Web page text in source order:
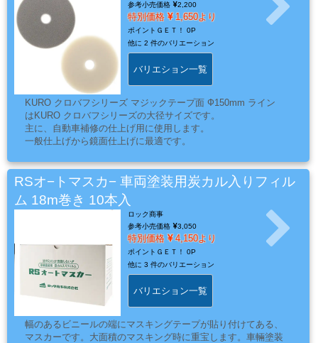
料
Mack
Brush
ス
プ
ー
参考小売価格
2,200
特別価格 1,650より
ポイントＧＥＴ！ 0P
他に 2 件のバリエーション
バリエション一覧
KURO クロバフシリーズ マジックテープ面 Ф150mm ライン
はKURO クロバフシリーズの大径サイズです。
主に、自動車補修の仕上げ用に使用します。
一般仕上げから鏡面仕上げに最適です。
RSオ−トマスカ− 車両塗装用炭カル入りフィル
ム 18m巻き 10本入
ロック商事
参考小売価格
3,050
特別価格 4,150より
ポイントＧＥＴ！ 0P
他に 3 件のバリエーション
バリエション一覧
幅のあるビニールの端にマスキングテープが貼り付けてある、
マスカーです。大面積のマスキング時に重宝します。車輛塗装